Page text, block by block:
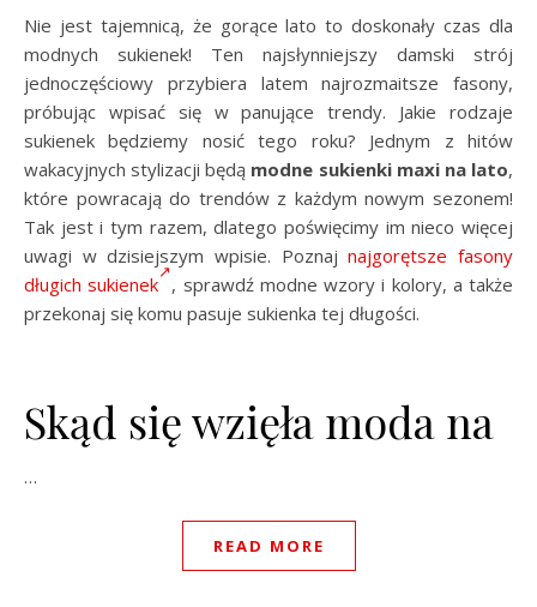
Nie jest tajemnicą, że gorące lato to doskonały czas dla
modnych sukienek! Ten najsłynniejszy damski strój
jednoczęściowy przybiera latem najrozmaitsze fasony,
próbując wpisać się w panujące trendy. Jakie rodzaje
sukienek będziemy nosić tego roku? Jednym z hitów
wakacyjnych stylizacji będą modne sukienki maxi na lato,
które powracają do trendów z każdym nowym sezonem!
Tak jest i tym razem, dlatego poświęcimy im nieco więcej
uwagi w dzisiejszym wpisie. Poznajnajgorętsze fasony
długich sukienek , sprawdź modne wzory i kolory, a także
przekonaj się komu pasuje sukienka tej długości.
Skąd się wzięła moda na
…
READ MORE